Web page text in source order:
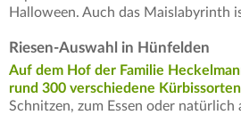
Halloween. Auch das Maislabyrinth
Riesen-Auswahl in Hünfelden
Auf dem Hof der Familie
rund 300 verschiedene
Schnitzen, zum Essen oder natürlich